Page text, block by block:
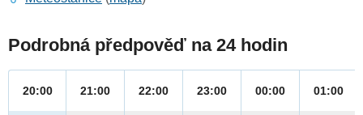
Podrobná předpověď na 24 hodin
20:00 21:00 22:00 23:00 00:00 01:00